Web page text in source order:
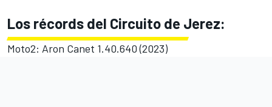
Los récords del Circuito de Jerez:
Moto2: Aron Canet 1.40.640 (2023)